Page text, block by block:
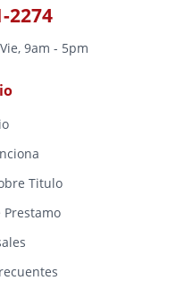
2274
9am - 5pm
Titulo
Prestamo